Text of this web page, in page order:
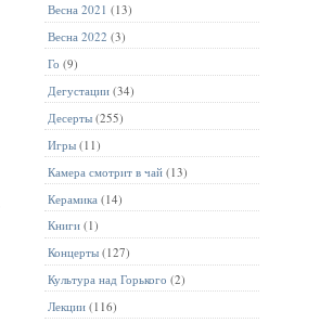
Весна 2021 (13)
Весна 2022 (3)
Го (9)
Дегустации (34)
Десерты (255)
Игры (11)
Камера смотрит в чай (13)
Керамика (14)
Книги (1)
Концерты (127)
Культура над Горького (2)
Лекции (116)